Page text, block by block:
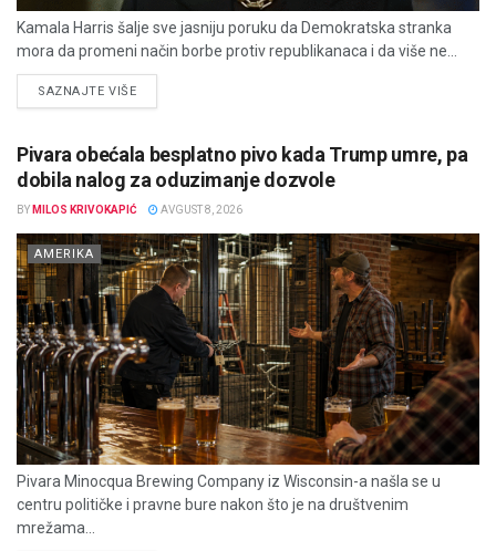
Kamala Harris šalje sve jasniju poruku da Demokratska stranka
mora da promeni način borbe protiv republikanaca i da više ne...
SAZNAJTE VIŠEDETAILS
Pivara obećala besplatno pivo kada Trump umre, pa
dobila nalog za oduzimanje dozvole
BY MILOS KRIVOKAPIĆ AVGUST 8, 2026
AMERIKA
Pivara Minocqua Brewing Company iz Wisconsin-a našla se u
centru političke i pravne bure nakon što je na društvenim
mrežama...